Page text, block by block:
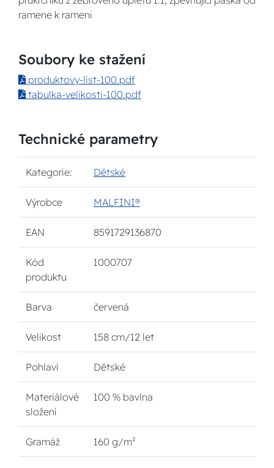
ramene k rameni
Soubory ke stažení
produktovy-list-100.pdf
tabulka-velikosti-100.pdf
Technické parametry
Kategorie: Dětské
Výrobce MALFINI®
EAN 8591729136870
Kód
produktu
1000707
Barva červená
Velikost 158 cm/12 let
Pohlaví Dětské
Materiálové
složení
100 % bavlna
Gramáž 160 g/m²